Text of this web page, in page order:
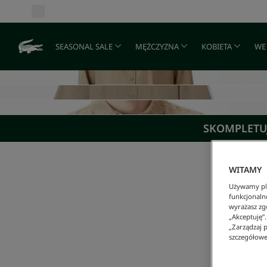
SEASONAL SALE MĘŻCZYZNA KOBIETA
WITAMY
Używamy
wyrażasz
„Zarządzaj